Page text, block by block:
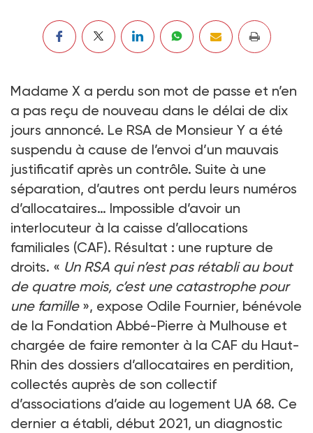
Madame X a perdu son mot de passe et n’en
a pas reçu de nouveau dans le délai de dix
jours annoncé. Le RSA de Monsieur Y a été
suspendu à cause de l’envoi d’un mauvais
justificatif après un contrôle. Suite à une
séparation, d’autres ont perdu leurs numéros
d’allocataires… Impossible d’avoir un
interlocuteur à la caisse d’allocations
familiales (CAF). Résultat : une rupture de
droits. « Un RSA qui n’est pas rétabli au bout
de quatre mois, c’est une catastrophe pour
une famille», expose Odile Fournier, bénévole
de la Fondation Abbé-Pierre à Mulhouse et
chargée de faire remonter à la CAF du Haut-
Rhin des dossiers d’allocataires en perdition,
collectés auprès de son collectif
d’associations d’aide au logement UA 68. Ce
dernier a établi, début 2021, un diagnostic